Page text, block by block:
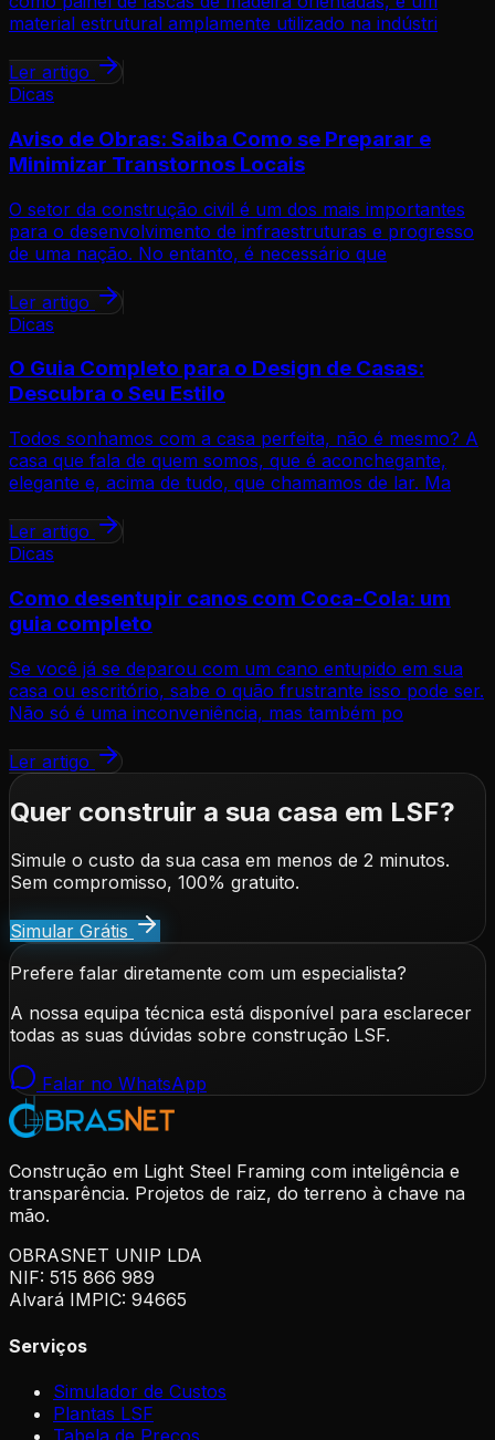
material estrutural amplamente utilizado na indústri
Ler artigo
Dicas
Aviso de Obras: Saiba Como se Preparar e
Minimizar Transtornos Locais
O setor da construção civil é um dos mais importantes
para o desenvolvimento de infraestruturas e progresso
de uma nação. No entanto, é necessário que
Ler artigo
Dicas
O Guia Completo para o Design de Casas:
Descubra o Seu Estilo
Todos sonhamos com a casa perfeita, não é mesmo? A
casa que fala de quem somos, que é aconchegante,
elegante e, acima de tudo, que chamamos de lar. Ma
Ler artigo
Dicas
Como desentupir canos com Coca-Cola: um
guia completo
Se você já se deparou com um cano entupido em sua
casa ou escritório, sabe o quão frustrante isso pode ser.
Não só é uma inconveniência, mas também po
Ler artigo
Quer construir a sua casa em LSF?
Simule o custo da sua casa em menos de 2 minutos.
Sem compromisso, 100% gratuito.
Simular Grátis
Prefere falar diretamente com um especialista?
A nossa equipa técnica está disponível para esclarecer
todas as suas dúvidas sobre construção LSF.
Falar no WhatsApp
Construção em Light Steel Framing com inteligência e
transparência. Projetos de raiz, do terreno à chave na
mão.
OBRASNET UNIP LDA
NIF: 515 866 989
Alvará IMPIC: 94665
Serviços
Simulador de Custos
Plantas LSF
Tabela de Preços